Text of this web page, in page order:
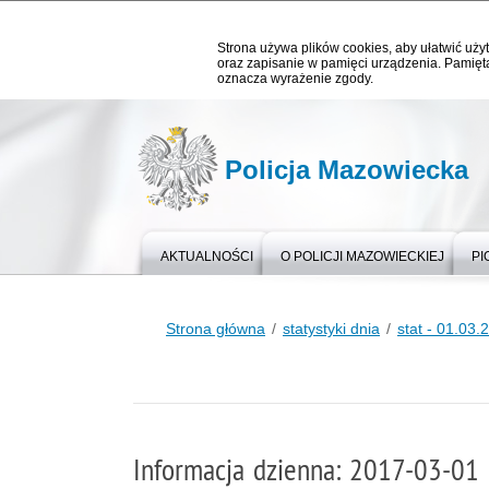
Strona używa plików cookies, aby ułatwić
oraz zapisanie w pamięci urządzenia.
oznacza wyrażenie zgody.
Policja Mazowiecka
AKTUALNOŚCI O POLICJI MAZOWIECKIEJ
Strona główna statystyki dnia stat -
Informacja dzienna: 2017-03-01